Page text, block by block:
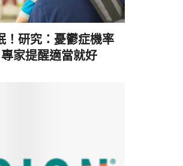
！研究：憂鬱症機率
家提醒適當就好